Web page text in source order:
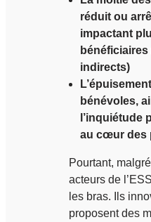
réduit ou
impactant
indirects)
bénévoles,
l’inquiétude
au cœur des
Pourtant,
acteurs de
les bras. Ils
proposent des